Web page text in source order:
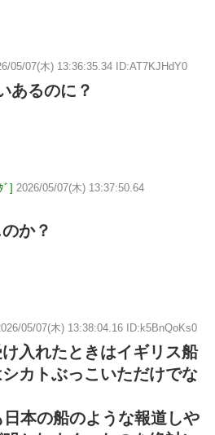
05/07(木) 13:36:35.34 ID:AT7KJHdY0
あるのに？
ﾞ] 2026/05/07(木) 13:37:50.64
か？
05/07(木) 13:38:04.16 ID:k5BnQoKs0
入れたときはイギリス船
カトぶっこいただけでな
本の船のような報道しや